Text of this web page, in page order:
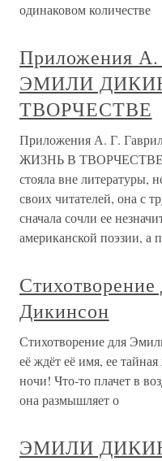
одинаковом количестве
Приложения А.
ЭМИЛИ
ТВОРЧЕСТВЕ
Приложения А. Г.
ЖИЗНЬ В ТВОРЧЕСТВЕ
стояла вне литературы,
своих читателей, она с
сначала сочли ее
американской поэзии, а
Дикинсон
Стихотворение для
её ждёт её имя, ее
ночи! Что-то плачет в
она размышляет о
ЭМИЛИ